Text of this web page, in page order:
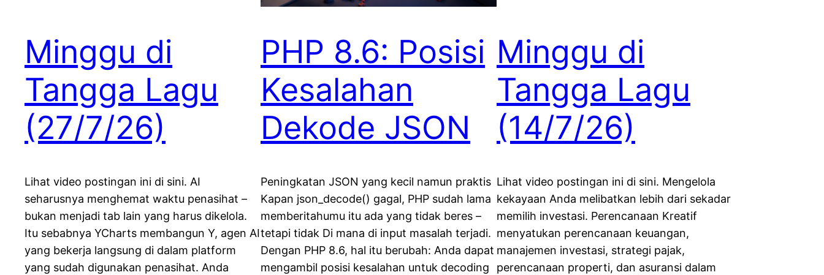
Minggu di
Tangga Lagu
(27/7/26)
Lihat video postingan ini di sini. AI
seharusnya menghemat waktu penasihat –
bukan menjadi tab lain yang harus dikelola.
Itu sebabnya YCharts membangun Y, agen AI
yang bekerja langsung di dalam platform
yang sudah digunakan penasihat. Anda
PHP 8.6: Posisi
Kesalahan
Dekode JSON
Peningkatan JSON yang kecil namun praktis
Kapan json_decode() gagal, PHP sudah lama
memberitahumu itu ada yang tidak beres –
tetapi tidak Di mana di input masalah terjadi.
Dengan PHP 8.6, hal itu berubah: Anda dapat
mengambil posisi kesalahan untuk decoding
Minggu di
Tangga Lagu
(14/7/26)
Lihat video postingan ini di sini. Mengelola
kekayaan Anda melibatkan lebih dari sekadar
memilih investasi. Perencanaan Kreatif
menyatukan perencanaan keuangan,
manajemen investasi, strategi pajak,
perencanaan properti, dan asuransi dalam